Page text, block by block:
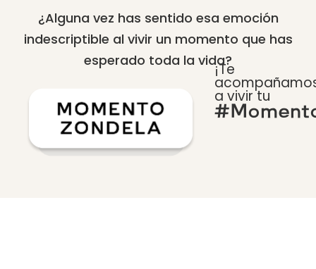
¿Alguna vez has sentido esa emoción
indescriptible al vivir un momento que has
esperado toda la vida?
¡Te
a vivir tu